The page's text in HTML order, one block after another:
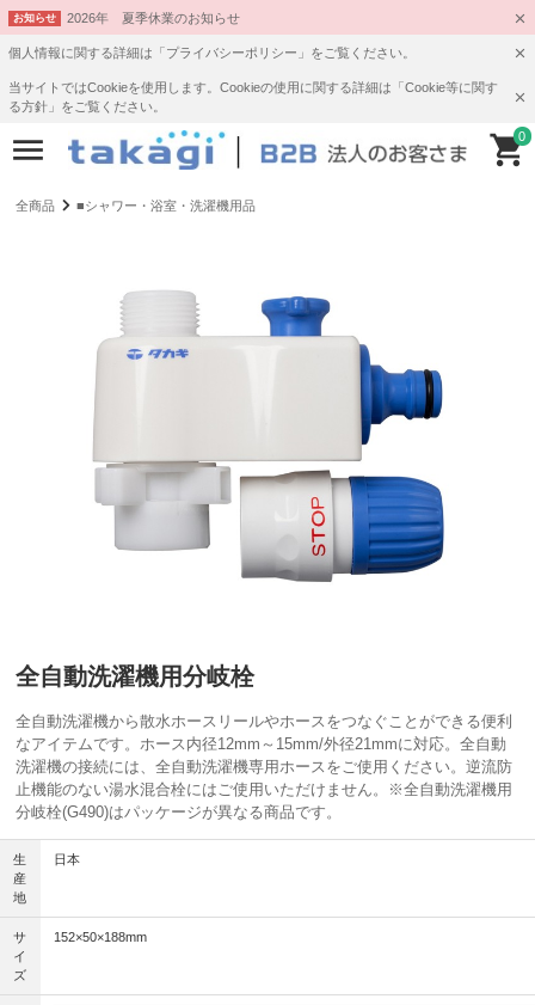
お知らせ 2026年 夏季休業のお知らせ
個人情報に関する詳細は「プライバシーポリシー」をご覧ください。
当サイトではCookieを使用します。Cookieの使用に関する詳細は「Cookie等に関す
る方針」をご覧ください。
0
全商品 ■シャワー・浴室・洗濯機用品
全自動洗濯機用分岐栓
全自動洗濯機から散水ホースリールやホースをつなぐことができる便利
なアイテムです。ホース内径12mm～15mm/外径21mmに対応。全自動
洗濯機の接続には、全自動洗濯機専用ホースをご使用ください。逆流防
止機能のない湯水混合栓にはご使用いただけません。※全自動洗濯機用
分岐栓(G490)はパッケージが異なる商品です。
生
産
地
日本
サ
イ
ズ
152×50×188mm